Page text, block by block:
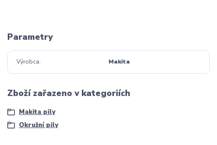
Parametry
Výrobca Makita
Zboží zařazeno v kategoriích
Makita pily
Okružní pily